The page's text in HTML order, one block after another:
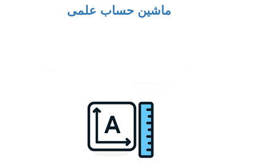
ماشین حساب علمی